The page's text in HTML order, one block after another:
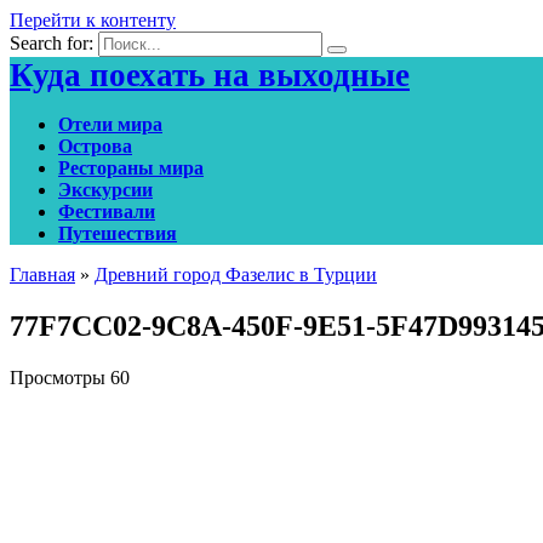
Перейти к контенту
Search for:
Куда поехать на выходные
Отели мира
Острова
Рестораны мира
Экскурсии
Фестивали
Путешествия
Главная » Древний город Фазелис в Турции
77F7CC02-9C8A-450F-9E51-
Просмотры 60